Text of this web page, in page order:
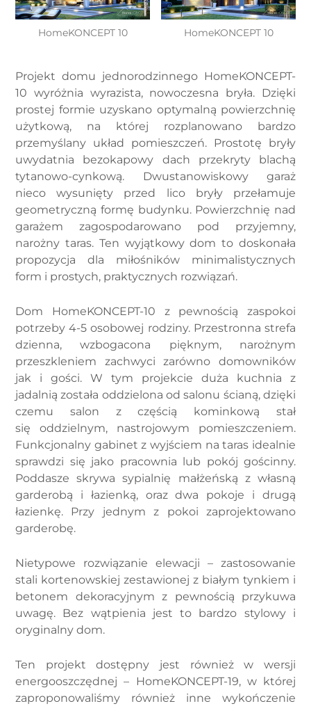
HomeKONCEPT 10 HomeKONCEPT 10
Projekt domu jednorodzinnego HomeKONCEPT-
10 wyróżnia wyrazista, nowoczesna bryła. Dzięki
prostej formie uzyskano optymalną powierzchnię
użytkową, na której rozplanowano bardzo
przemyślany układ pomieszczeń. Prostotę bryły
uwydatnia bezokapowy dach przekryty blachą
tytanowo-cynkową. Dwustanowiskowy garaż
nieco wysunięty przed lico bryły przełamuje
geometryczną formę budynku. Powierzchnię nad
garażem zagospodarowano pod przyjemny,
narożny taras. Ten wyjątkowy dom to doskonała
propozycja dla miłośników minimalistycznych
form i prostych, praktycznych rozwiązań.
Dom HomeKONCEPT-10 z pewnością zaspokoi
potrzeby 4-5 osobowej rodziny. Przestronna strefa
dzienna, wzbogacona pięknym, narożnym
przeszkleniem zachwyci zarówno domowników
jak i gości. W tym projekcie duża kuchnia z
jadalnią została oddzielona od salonu ścianą, dzięki
czemu salon z częścią kominkową stał
się oddzielnym, nastrojowym pomieszczeniem.
Funkcjonalny gabinet z wyjściem na taras idealnie
sprawdzi się jako pracownia lub pokój gościnny.
Poddasze skrywa sypialnię małżeńską z własną
garderobą i łazienką, oraz dwa pokoje i drugą
łazienkę. Przy jednym z pokoi zaprojektowano
garderobę.
Nietypowe rozwiązanie elewacji – zastosowanie
stali kortenowskiej zestawionej z białym tynkiem i
betonem dekoracyjnym z pewnością przykuwa
uwagę. Bez wątpienia jest to bardzo stylowy i
oryginalny dom.
Ten projekt dostępny jest również w wersji
energooszczędnej – HomeKONCEPT-19, w której
zaproponowaliśmy również inne wykończenie